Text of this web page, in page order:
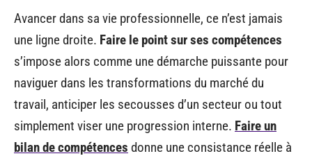
Avancer dans sa vie professionnelle, ce n’est jamais
une ligne droite. Faire le point sur ses compétences
s’impose alors comme une démarche puissante pour
naviguer dans les transformations du marché du
travail, anticiper les secousses d’un secteur ou tout
simplement viser une progression interne. Faire un
bilan de compétences donne une consistance réelle à